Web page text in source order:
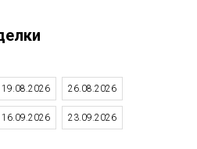
19.08.2026 26.08.2026
16.09.2026 23.09.2026